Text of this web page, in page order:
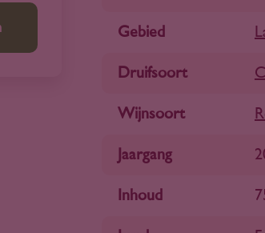
Gebied
Druifsoort
Wijnsoort
Jaargang
Inhoud